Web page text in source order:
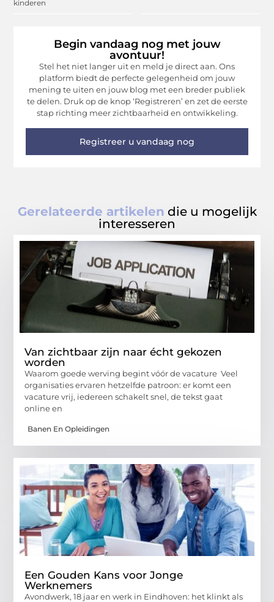
kinderen
Begin vandaag nog met jouw
avontuur!
Stel het niet langer uit en meld je direct aan. Ons
platform biedt de perfecte gelegenheid om jouw
mening te uiten en jouw blog met een breder publiek
te delen. Druk op de knop ‘Registreren’ en zet de eerste
stap richting meer zichtbaarheid en ontwikkeling.
Registreer u vandaag nog
Gerelateerde artikelen die u mogelijk
interesseren
Van zichtbaar zijn naar écht gekozen
worden
Waarom goede werving begint vóór de vacature Veel
organisaties ervaren hetzelfde patroon: er komt een
vacature vrij, iedereen schakelt snel, de tekst gaat
online en
Banen En Opleidingen
Een Gouden Kans voor Jonge
Werknemers
Avondwerk, 18 jaar en werk in Eindhoven: het klinkt als